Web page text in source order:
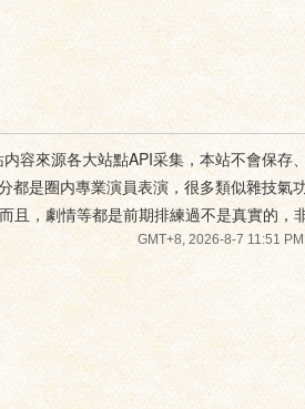
容來源各大站點API采集，本站不會保存
是圈内專業演員表演，很多類似雜技氣
且，劇情等都是前期排練過不是真實的，
GMT+8, 2026-8-7 11:51 PM